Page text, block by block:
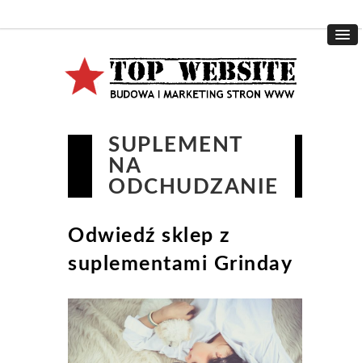
SUPLEMENT
NA
ODCHUDZANIE
Odwiedź sklep z
suplementami Grinday